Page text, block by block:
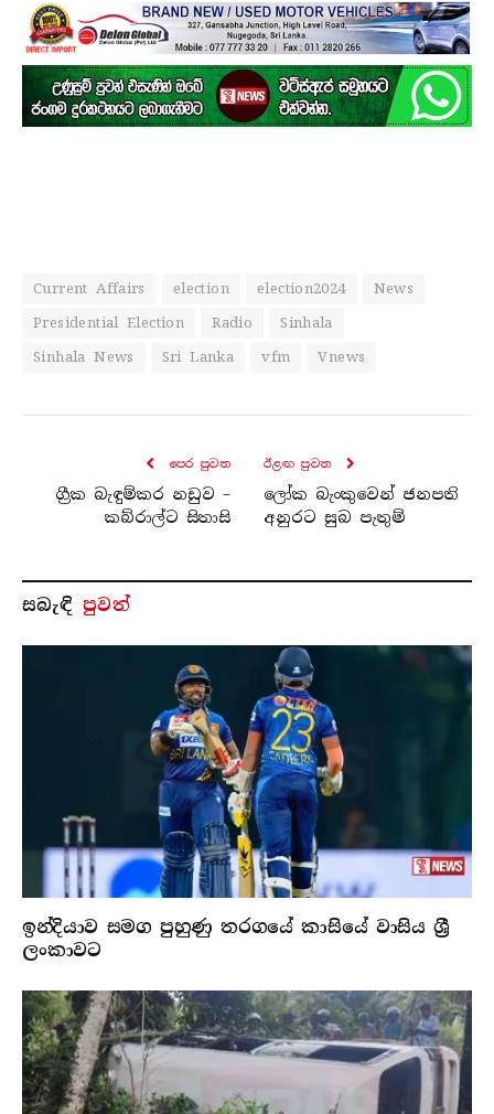
Current Affairs election election2024
News
Presidential Election
Radio
Sinhala
Sinhala News
Sri Lanka vfm Vnews
පෙර පුව​ත
ග්‍රීක බැඳුම්කර නඩුව –
කබ්රාල්ට සිතාසි
ඊළඟ පුව​ත
ලෝක බැංකුවෙන් ජනපති
අනුරට සුබ පැතුම්
සබැ​ඳි පුවත්
ඉන්දියාව සමග පුහුණු තරගයේ කාසියේ වාසිය ශ්‍රී
ලංකාවට